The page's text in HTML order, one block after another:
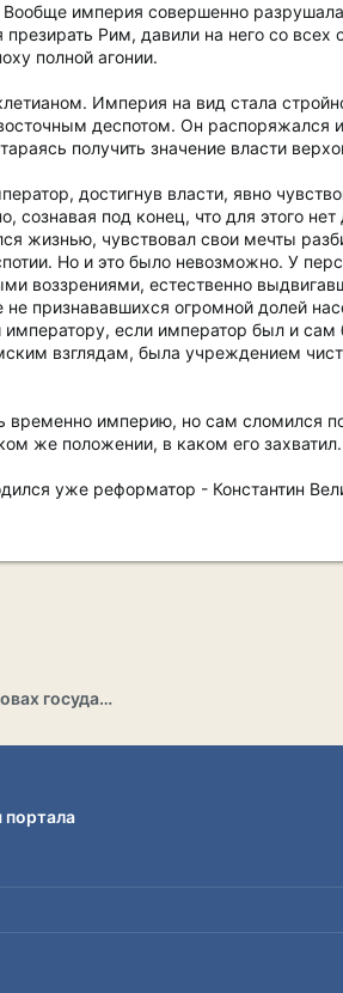
империя совершенно
Рим, давили на него со всех
полной агонии.
Империя на вид стала
деспотом. Он
получить значение власти
достигнув власти, явно
сознавая под конец, что для этого
жизнью, чувствовал свои мечты
Но и это было невозможно. У
воззрениями, естественно
признававшихся огромной долей
если император был и
взглядам, была учреждением
временно империю, но сам сломился
же положении, в каком его захватил.
уже реформатор - Константин
Раздел саморазвития в основах государственности
портала